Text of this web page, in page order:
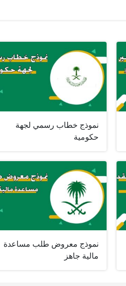
نموذج خطاب رسمي لجهة
حكومية
نموذج معروض طلب مساعدة
مالية جاهز